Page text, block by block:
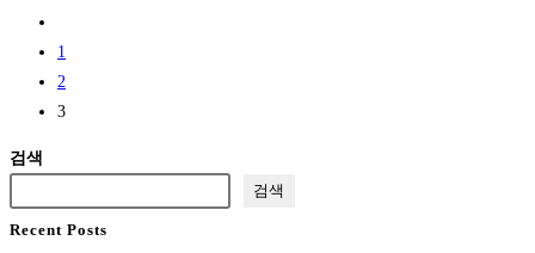
to
the
previous
1
2
3
검색
검색
Recent Posts